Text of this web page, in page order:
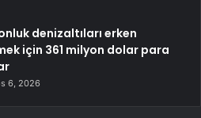
denizaltıları erken
için 361 milyon dolar para
6, 2026